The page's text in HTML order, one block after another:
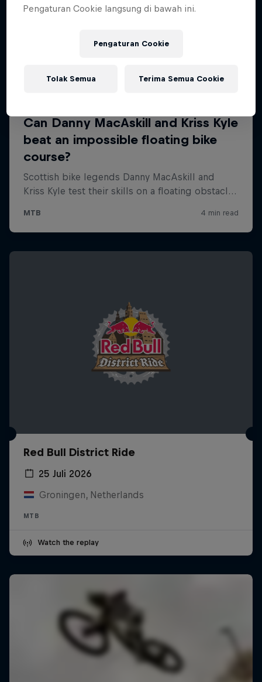
Red Bull District Ride
25 Juli 2026
Groningen, Netherlands
MTB
Watch the replay
Pengaturan Cookie langsung di bawah ini.
Pengaturan Cookie
Tolak Semua Terima Semua Cookie